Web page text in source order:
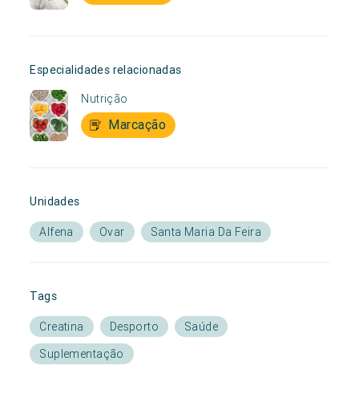
Especialidades relacionadas
Nutrição
Marcação
Unidades
Alfena Ovar Santa Maria Da Feira
Tags
Creatina Desporto
Saúde
Suplementação